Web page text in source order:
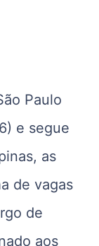
Paulo
e segue
as
de vagas
de
aos